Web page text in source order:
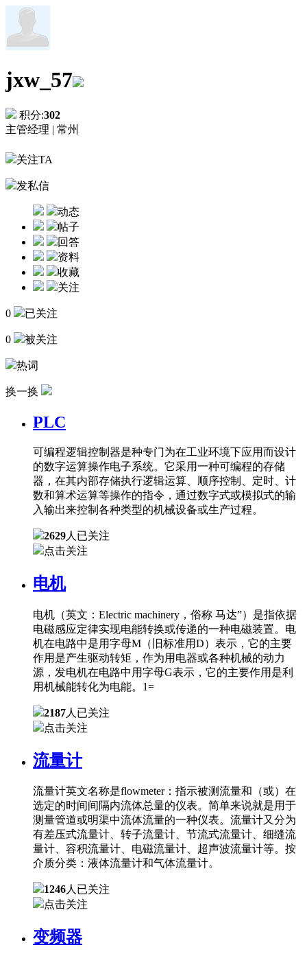
jxw_57
积分:302
主管经理 | 常州
关注TA
发私信
动态
帖子
回答
资料
收藏
关注
0 已关注
0 被关注
热词
换一换
PLC
可编程逻辑控制器是种专门为在工业环境下应用而设计
的数字运算操作电子系统。它采用一种可编程的存储
器，在其内部存储执行逻辑运算、顺序控制、定时、计
数和算术运算等操作的指令，通过数字式或模拟式的输
入输出来控制各种类型的机械设备或生产过程。
2629人已关注
点击关注
电机
电机（英文：Electric machinery，俗称 马达”）是指依据
电磁感应定律实现电能转换或传递的一种电磁装置。电
机在电路中是用字母M（旧标准用D）表示，它的主要
作用是产生驱动转矩，作为用电器或各种机械的动力
源，发电机在电路中用字母G表示，它的主要作用是利
用机械能转化为电能。1=
2187人已关注
点击关注
流量计
流量计英文名称是flowmeter：指示被测流量和（或）在
选定的时间间隔内流体总量的仪表。简单来说就是用于
测量管道或明渠中流体流量的一种仪表。流量计又分为
有差压式流量计、转子流量计、节流式流量计、细缝流
量计、容积流量计、电磁流量计、超声波流量计等。按
介质分类：液体流量计和气体流量计。
1246人已关注
点击关注
变频器